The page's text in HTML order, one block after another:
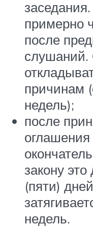
примерно
после
причинам
недель);
после
оглашения
закону
(пяти)
недель.